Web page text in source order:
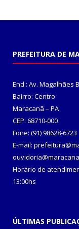
PREFEITURA DE
End.: Av. Magalhães
Bairro: Centro
Maracanã – PA
CEP: 68710-000
Fone: (91) 98628-6723
E-mail:
Horário de
13:00hs
ÚLTIMAS